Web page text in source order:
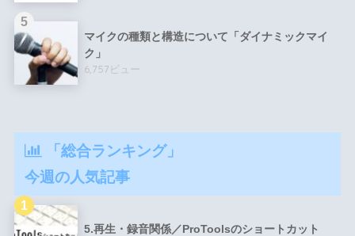
マイクの種類と構造について「ダイナミックマイ
ク」
6,757ビュー
「総合ランキング」
今週の人気記事
5.再生・録音関係／ProToolsのショートカット